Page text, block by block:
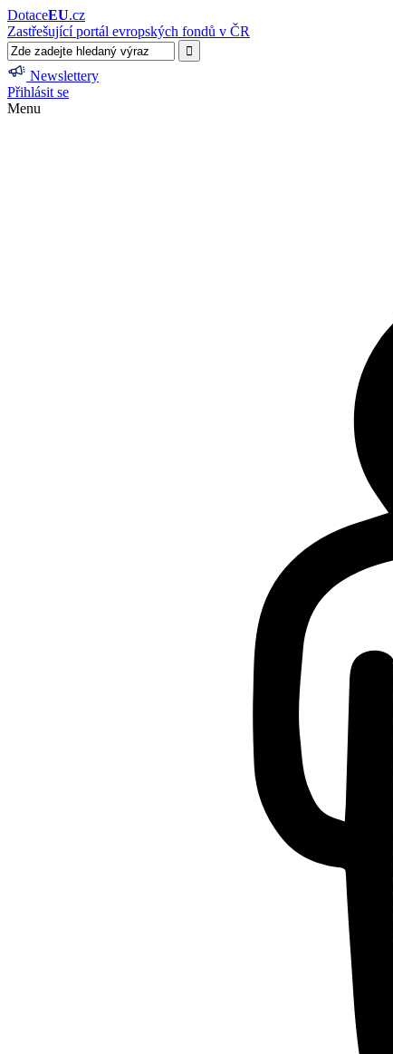
DotaceEU.cz
Zastřešující portál evropských fondů v ČR
Newslettery
Přihlásit se
Menu